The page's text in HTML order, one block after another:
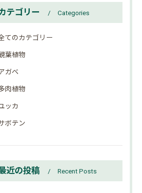
テゴリー Categories
てのカテゴリー
葉植物
ガベ
肉植物
ッカ
ボテン
近の投稿 Recent Posts